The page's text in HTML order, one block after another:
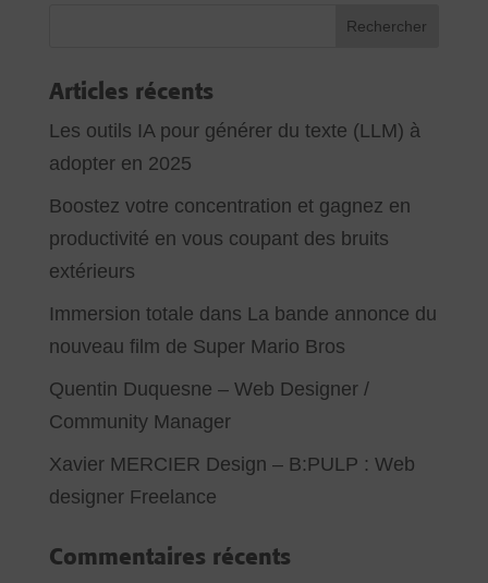
Articles récents
Les outils IA pour générer du texte (LLM) à
adopter en 2025
Boostez votre concentration et gagnez en
productivité en vous coupant des bruits
extérieurs
Immersion totale dans La bande annonce du
nouveau film de Super Mario Bros
Quentin Duquesne – Web Designer /
Community Manager
Xavier MERCIER Design – B:PULP : Web
designer Freelance
Commentaires récents